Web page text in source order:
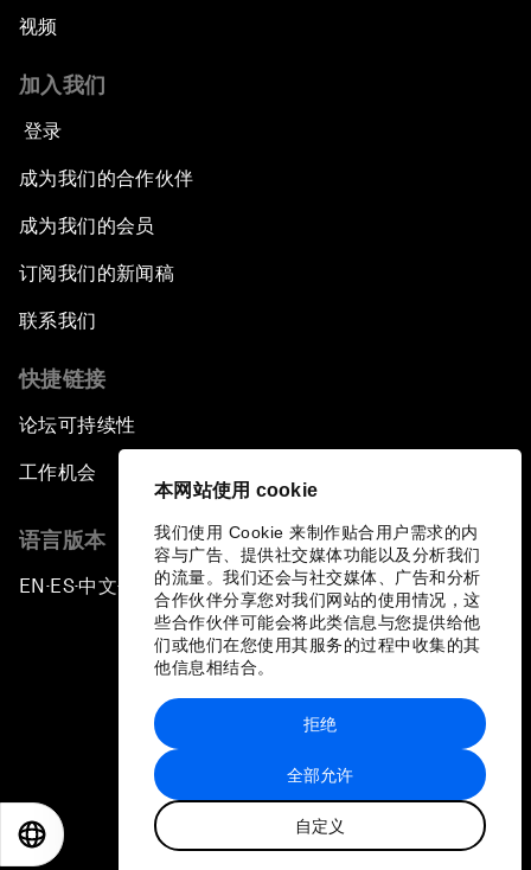
本网站使用 cookie
我们使用 Cookie 来制作贴合用户需求的内
容与广告、提供社交媒体功能以及分析我们
的流量。我们还会与社交媒体、广告和分析
合作伙伴分享您对我们网站的使用情况，这
些合作伙伴可能会将此类信息与您提供给他
们或他们在您使用其服务的过程中收集的其
他信息相结合。
全部允许
自定义
拒绝
视频
加入我们
登录
成为我们的合作伙伴
成为我们的会员
订阅我们的新闻稿
联系我们
快捷链接
论坛可持续性
工作机会
语言版本
EN ▪ES▪中文▪ 日本語
站点地图
世界经济论坛